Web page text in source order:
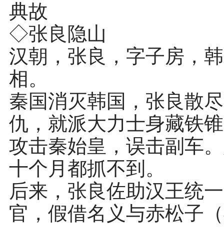
典故
◇张良隐山
汉朝，张良，字子房，
相。
秦国消灭韩国，张良散
仇，就派大力士身藏铁
攻击秦始皇，误击副车
十个月都抓不到。
后来，张良佐助汉王统
官，假借名义与赤松子